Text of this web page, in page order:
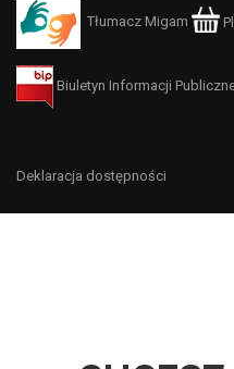
Tłumacz Migam
Biuletyn Informacji
Deklaracja dostępności